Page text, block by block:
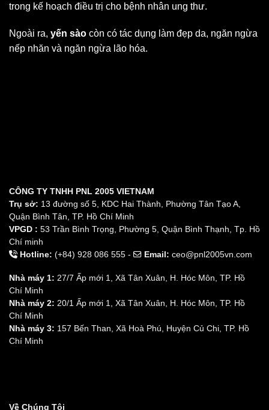
trong kế hoạch điều trị cho bệnh nhân ung thư.
Ngoài ra, yến sào còn có tác dụng làm đẹp da, ngăn ngừa
nếp nhăn và ngăn ngừa lão hóa.
CÔNG TY TNHH PNL 2005 VIETNAM
Trụ sở: 13 đường số 5, KDC Hai Thành, Phường Tân Tạo A,
Quận Bình Tân, TP. Hồ Chí Minh
VPGD : 53 Trần Bình Trọng, Phường 5, Quận Bình Thạnh, Tp. Hồ
Chí minh
Hotline: (+84) 928 086 555 - Email: ceo@pnl2005vn.com
Nhà máy 1: 27/7 Ấp mới 1, Xã Tân Xuân, H. Hóc Môn, TP. Hồ
Chí Minh
Nhà máy 2: 20/1 Ấp mới 1, Xã Tân Xuân, H. Hóc Môn, TP. Hồ
Chí Minh
Nhà máy 3: 157 Bến Than, Xã Hoà Phú, Huyện Củ Chi, TP. Hồ
Chí Minh
Về Chúng Tôi